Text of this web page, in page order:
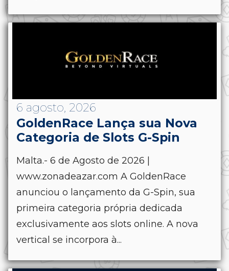
6 agosto, 2026
GoldenRace Lança sua Nova
Categoria de Slots G-Spin
Malta.- 6 de Agosto de 2026 |
www.zonadeazar.com A GoldenRace
anunciou o lançamento da G-Spin, sua
primeira categoria própria dedicada
exclusivamente aos slots online. A nova
vertical se incorpora à...